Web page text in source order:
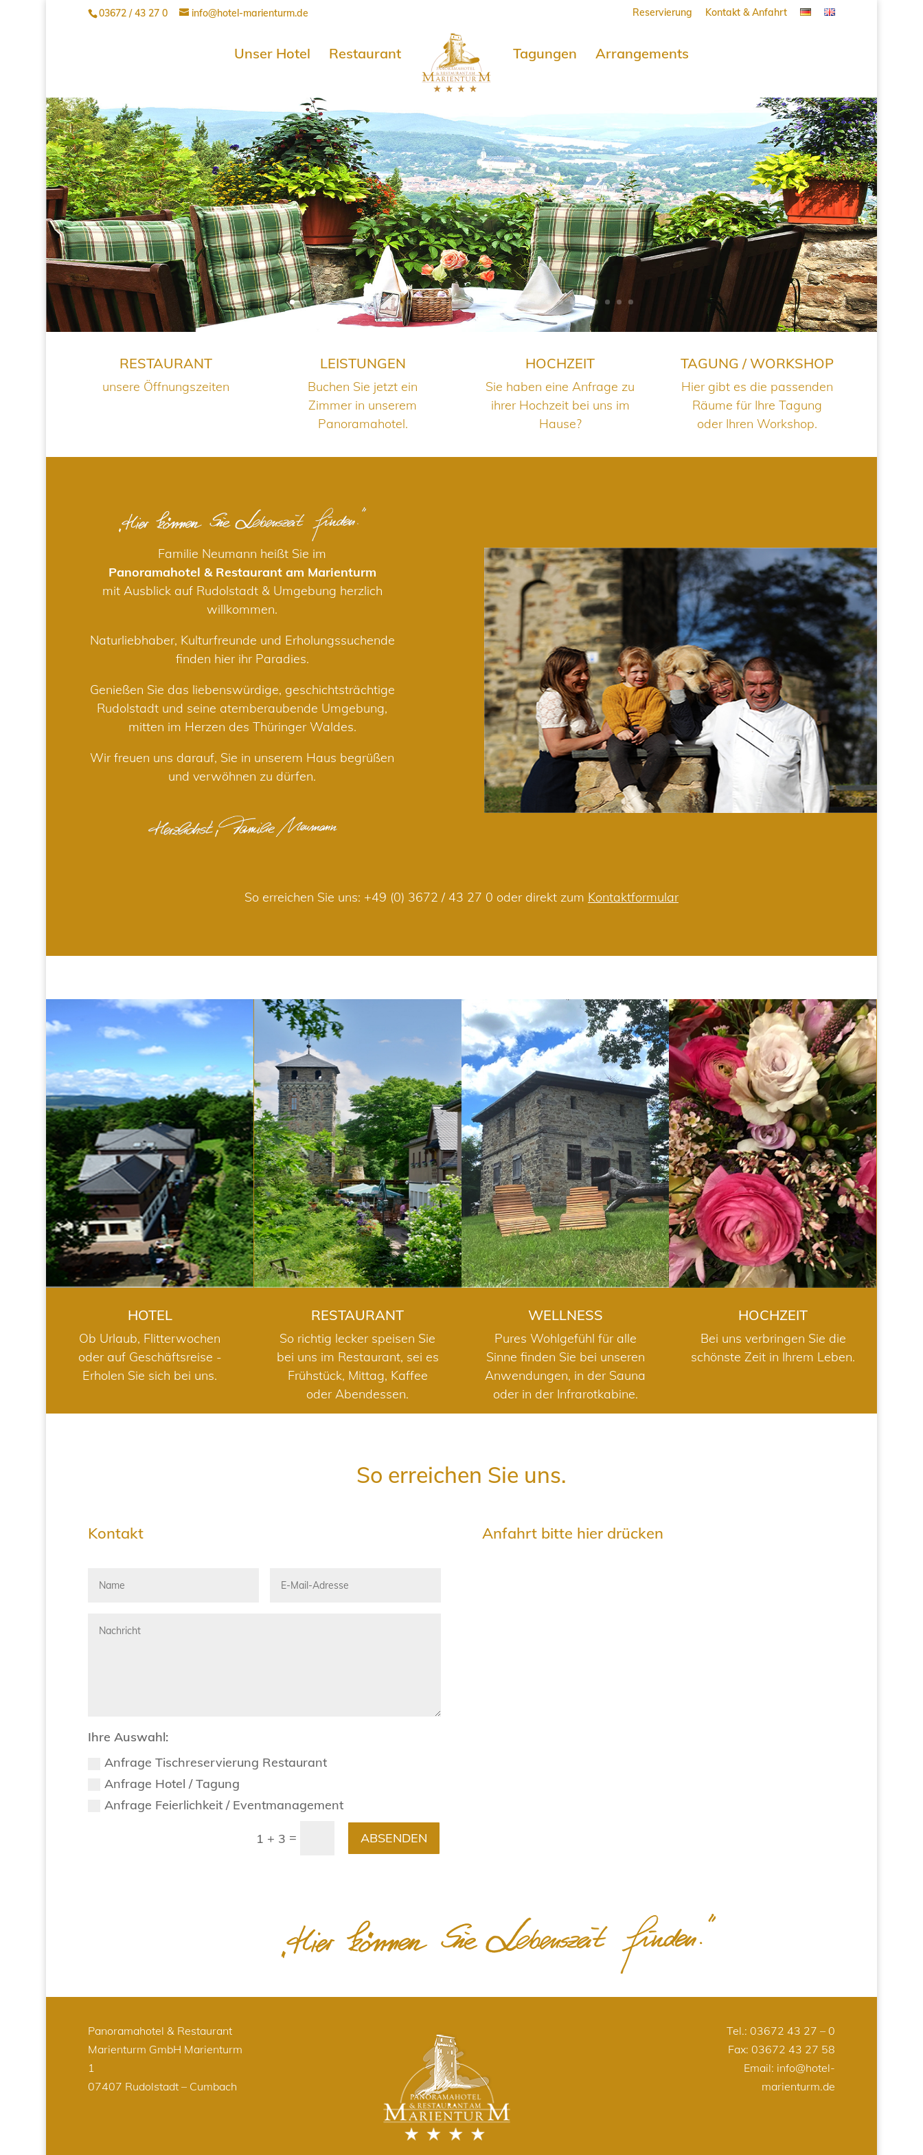
03672 / 43 27 0 info@hotel-marienturm.de Reservierung Kontakt & Anfahrt
Unser Hotel Restaurant Tagungen Arrangements
RESTAURANT
unsere Öffnungszeiten
LEISTUNGEN
Buchen Sie jetzt ein
Zimmer in unserem
Panoramahotel.
HOCHZEIT
Sie haben eine Anfrage zu
ihrer Hochzeit bei uns im
Hause?
TAGUNG / WORKSHOP
Hier gibt es die passenden
Räume für Ihre Tagung
oder Ihren Workshop.
Familie Neumann heißt Sie im
Panoramahotel & Restaurant am Marienturm
mit Ausblick auf Rudolstadt & Umgebung herzlich
willkommen.
Naturliebhaber, Kulturfreunde und Erholungssuchende
finden hier ihr Paradies.
Genießen Sie das liebenswürdige, geschichtsträchtige
Rudolstadt und seine atemberaubende Umgebung,
mitten im Herzen des Thüringer Waldes.
Wir freuen uns darauf, Sie in unserem Haus begrüßen
und verwöhnen zu dürfen.
So erreichen Sie uns: +49 (0) 3672 / 43 27 0 oder direkt zum Kontaktformular
HOTEL
HOTEL
Ob Urlaub, Flitterwochen
oder auf Geschäftsreise -
Erholen Sie sich bei uns.
RESTAURANT
RESTAURANT
So richtig lecker speisen Sie
bei uns im Restaurant, sei es
Frühstück, Mittag, Kaffee
oder Abendessen.
WELLNESS
WELLNESS
Pures Wohlgefühl für alle
Sinne finden Sie bei unseren
Anwendungen, in der Sauna
oder in der Infrarotkabine.
HOCHZEIT
HOCHZEIT
Bei uns verbringen Sie die
schönste Zeit in Ihrem Leben.
So erreichen Sie uns.
Kontakt
Ihre Auswahl:
Anfrage Tischreservierung Restaurant
Anfrage Hotel / Tagung
Anfrage Feierlichkeit / Eventmanagement
1 + 3 = ABSENDEN
Anfahrt bitte hier drücken
Panoramahotel & Restaurant
Marienturm GmbH Marienturm
1
07407 Rudolstadt – Cumbach
Tel.: 03672 43 27 – 0
Fax: 03672 43 27 58
Email: info@hotel-
marienturm.de